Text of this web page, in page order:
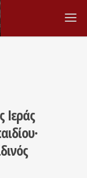
Ιεράς